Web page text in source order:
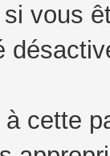
vous
cette